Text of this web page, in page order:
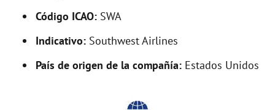
o
Código ICAO: SWA
Indicativo: Southwest Airlines
País de origen de la compañía: Estados Unidos